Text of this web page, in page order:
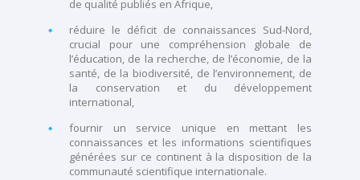
de qualité publiés en Afrique,
réduire le déficit de connaissances Sud-Nord,
crucial pour une compréhension globale de
l’éducation, de la recherche, de l’économie, de la
santé, de la biodiversité, de l’environnement, de
la conservation et du développement
international,
fournir un service unique en mettant les
connaissances et les informations scientifiques
générées sur ce continent à la disposition de la
communauté scientifique internationale.